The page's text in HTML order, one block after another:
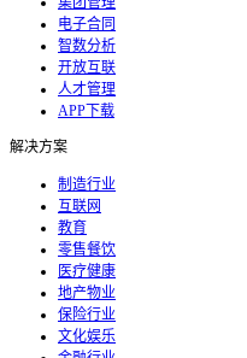
电子合同
智数分析
开放互联
人才管理
APP下载
解决方案
制造行业
互联网
教育
零售餐饮
医疗健康
地产物业
保险行业
文化娱乐